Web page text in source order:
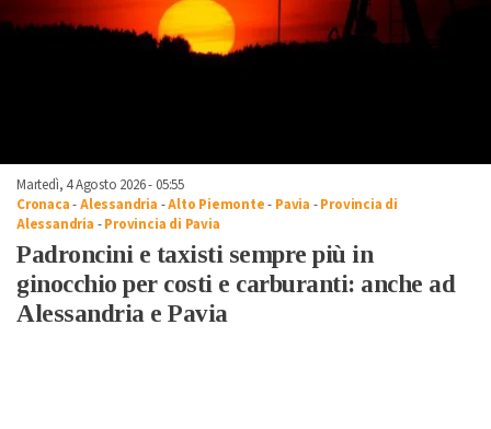
Martedì, 4 Agosto 2026 - 05:55
Cronaca-Alessandria -Alto Piemonte- Pavia -Provincia di
Alessandria -Provincia di Pavia
Padroncini e taxisti sempre più in
ginocchio per costi e carburanti: anche ad
Alessandria e Pavia